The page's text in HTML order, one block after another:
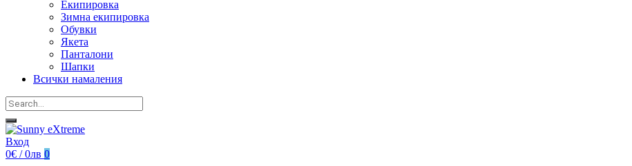
Екипировка
Зимна екипировка
Обувки
Якета
Панталони
Шапки
Всички намаления
Вход
0€ / 0лв 0